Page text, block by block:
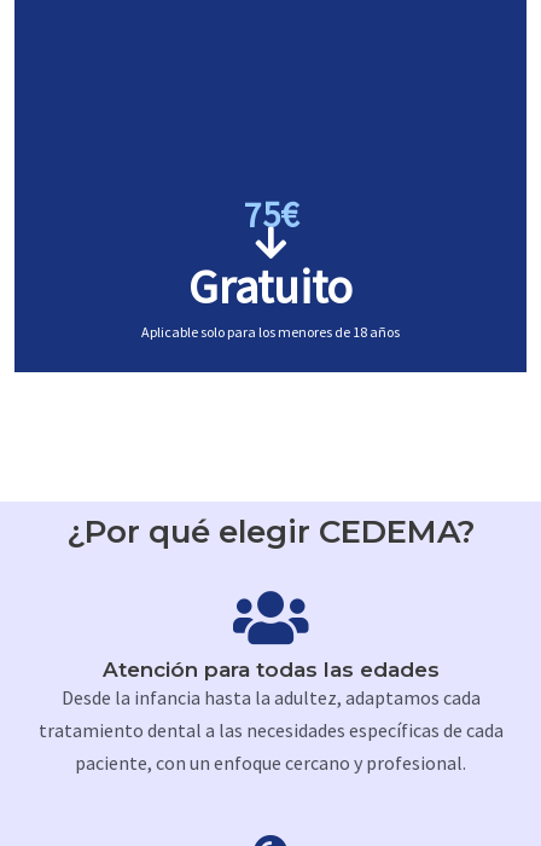
75€
Gratuito
Aplicable solo para los menores de 18 años
¿Por qué elegir CEDEMA?
Atención para todas las edades
Desde la infancia hasta la adultez, adaptamos cada
tratamiento dental a las necesidades específicas de cada
paciente, con un enfoque cercano y profesional.